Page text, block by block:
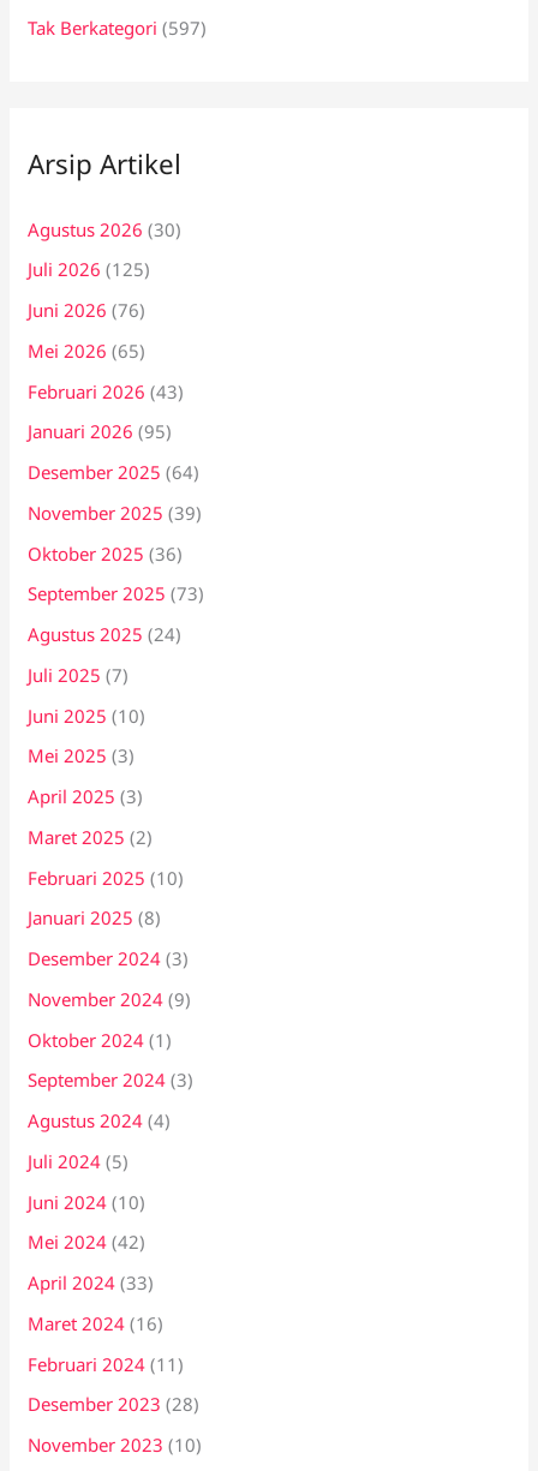
Tak Berkategori (597)
Arsip Artikel
Agustus 2026 (30)
Juli 2026 (125)
Juni 2026 (76)
Mei 2026 (65)
Februari 2026 (43)
Januari 2026 (95)
Desember 2025 (64)
November 2025 (39)
Oktober 2025 (36)
September 2025 (73)
Agustus 2025 (24)
Juli 2025 (7)
Juni 2025 (10)
Mei 2025 (3)
April 2025 (3)
Maret 2025 (2)
Februari 2025 (10)
Januari 2025 (8)
Desember 2024 (3)
November 2024 (9)
Oktober 2024 (1)
September 2024 (3)
Agustus 2024 (4)
Juli 2024 (5)
Juni 2024 (10)
Mei 2024 (42)
April 2024 (33)
Maret 2024 (16)
Februari 2024 (11)
Desember 2023 (28)
November 2023 (10)